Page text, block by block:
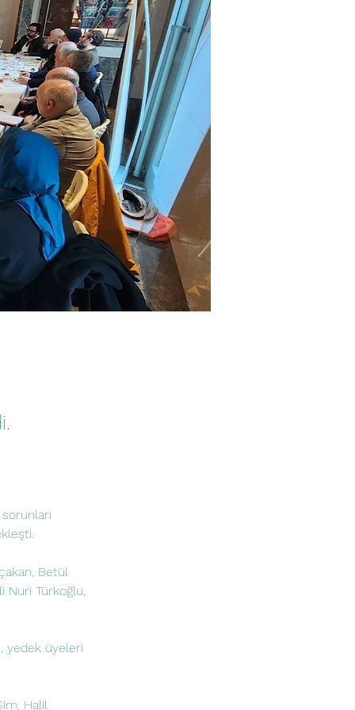
Betül
Nuri Türkoğlu,
yedek üyeleri
Halil